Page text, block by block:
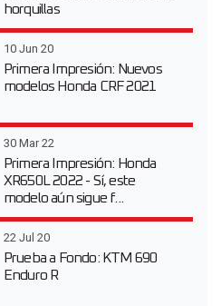
horquillas
10 Jun 20
Primera Impresión: Nuevos
modelos Honda CRF 2021
30 Mar 22
Primera Impresión: Honda
XR650L 2022 - Sí, este
modelo aún sigue f...
22 Jul 20
Prueba a Fondo: KTM 690
Enduro R